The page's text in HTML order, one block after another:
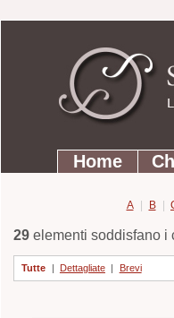
contenuti.
Strumenti
personali
SezioniHome
A | B |
29elementi soddisfano i
Tutte | Dettagliate | Brevi